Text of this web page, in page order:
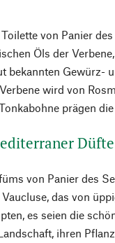
von Panier
Öls der
bekannten Gewürz-
wird von
prägen
von Panier des
das von
es seien die
ihren